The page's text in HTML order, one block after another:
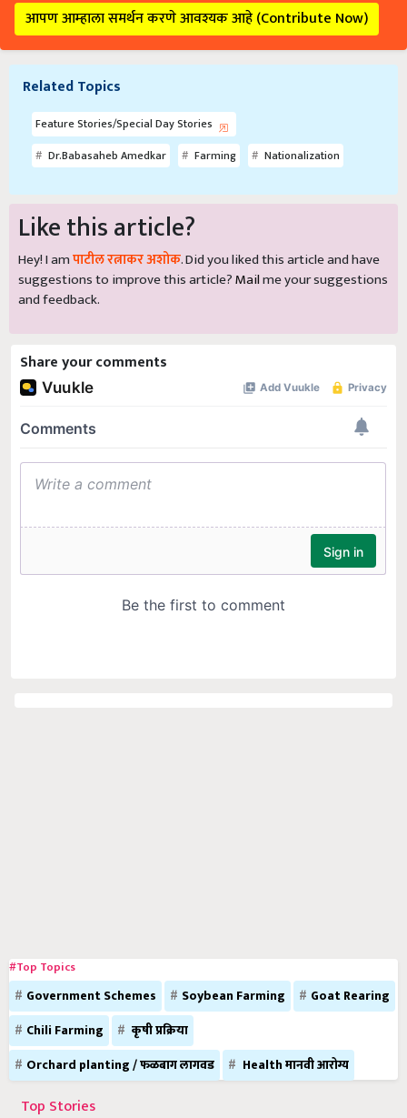
Dr.Babasaheb Amedkar
Farming
Like this article?
Hey! I amपाटील रत्नाकर अशोक. Did you liked this article and have
suggestions to improve this article?Mailme your suggestions
and feedback.
Government Schemes Soybean Farming
Goat Rearing
Chili Farming
कृषी प्रक्रिया
Orchard planting / फळबाग लागवड
Health मानवी आरोग्य
Top Stories